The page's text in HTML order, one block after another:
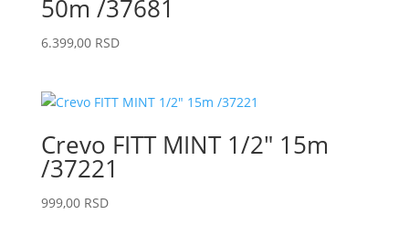
50m /37681
6.399,00 RSD
Crevo FITT MINT 1/2″ 15m
/37221
999,00 RSD